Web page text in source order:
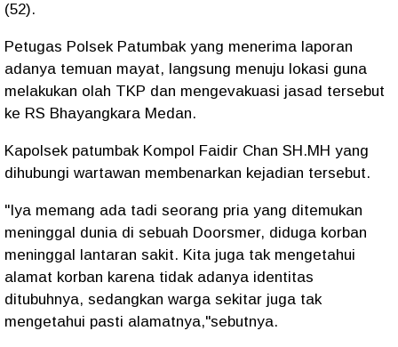
(52).
Petugas Polsek Patumbak yang menerima laporan
adanya temuan mayat, langsung menuju lokasi guna
melakukan olah TKP dan mengevakuasi jasad tersebut
ke RS Bhayangkara Medan.
Kapolsek patumbak Kompol Faidir Chan SH.MH yang
dihubungi wartawan membenarkan kejadian tersebut.
"Iya memang ada tadi seorang pria yang ditemukan
meninggal dunia di sebuah Doorsmer, diduga korban
meninggal lantaran sakit. Kita juga tak mengetahui
alamat korban karena tidak adanya identitas
ditubuhnya, sedangkan warga sekitar juga tak
mengetahui pasti alamatnya,"sebutnya.